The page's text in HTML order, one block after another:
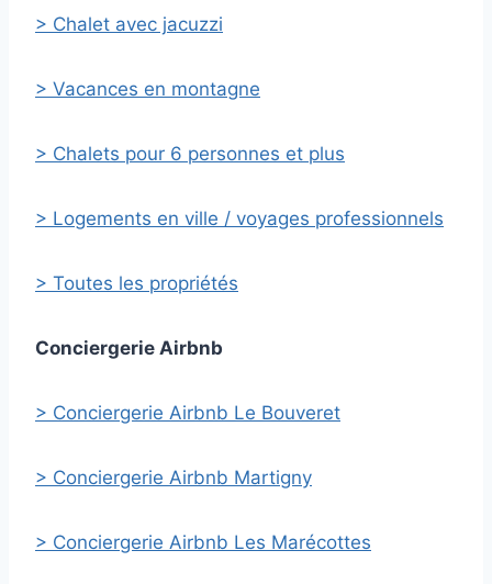
> Chalet avec jacuzzi
> Vacances en montagne
> Chalets pour 6 personnes et plus
> Logements en ville / voyages professionnels
> Toutes les propriétés
Conciergerie Airbnb
> Conciergerie Airbnb Le Bouveret
> Conciergerie Airbnb Martigny
> Conciergerie Airbnb Les Marécottes